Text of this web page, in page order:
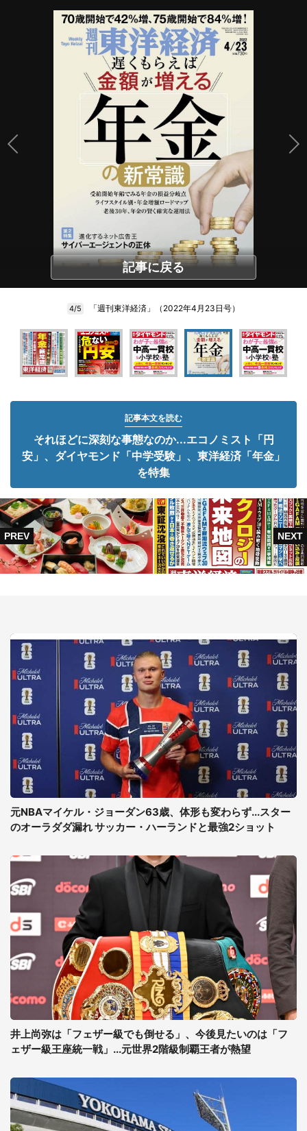
記事に戻る
4/5 「週刊東洋経済」（2022年4月23日号）
記事本文を読む
それほどに深刻な事態なのか...エコノミスト「円
安」、ダイヤモンド「中学受験」、東洋経済「年金」
を特集
元NBAマイケル・ジョーダン63歳、体形も変わらず...スター
のオーラダダ漏れ サッカー・ハーランドと最強2ショット
井上尚弥は「フェザー級でも倒せる」、今後見たいのは「フ
ェザー級王座統一戦」...元世界2階級制覇王者が熱望